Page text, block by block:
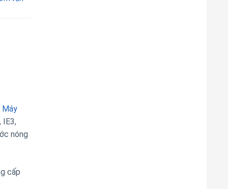
Máy
IE3,
nóng
cấp